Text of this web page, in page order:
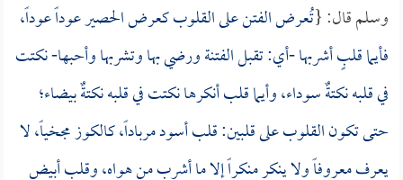
وسلم قال: {تُعرض الفتن على القلوب كعرض الحصير عوداً عوداً،
فأيما قلبٍ أشربها -أي: تقبل الفتنة ورضي بها وتشربها وأحبها- نكتت
في قلبه نكتةٌ سوداء، وأيما قلب أنكرها نكتت في قلبه نكتةٌ بيضاء؛
حتى تكون القلوب على قلبين: قلب أسود مرباداً، كالكوز مجخياً، لا
يعرف معروفاً ولا ينكر منكراً إلا ما أشرب من هواه، وقلب أبيض